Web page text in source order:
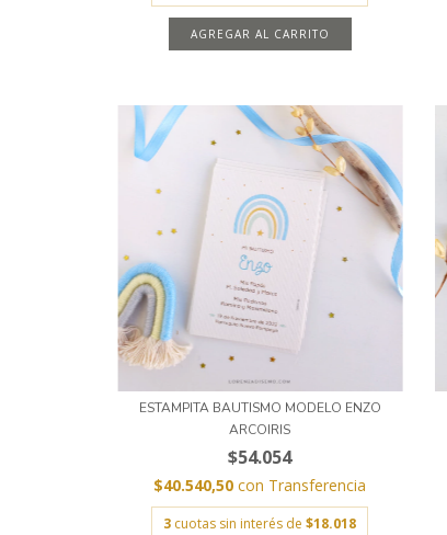
AGREGAR AL CARRITO
ESTAMPITA BAUTISMO MODELO ENZO
ARCOIRIS
$54.054
$40.540,50con Transferencia
3 cuotas sin interés de$18.018